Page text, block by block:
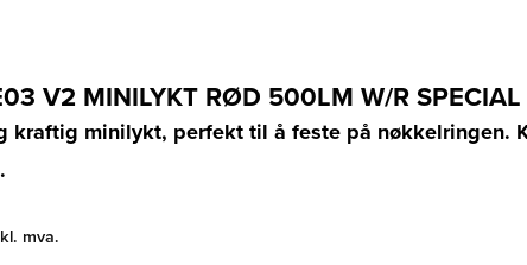
V2 MINILYKT RØD 500LM W/R SPECIAL
kraftig minilykt, perfekt til å feste på nøkkelringen.
mva.